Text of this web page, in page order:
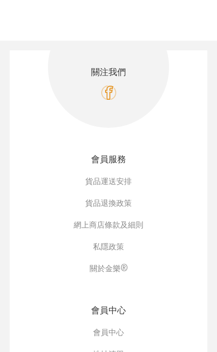
關注我們
會員服務
貨品運送安排
貨品退換政策
網上商店條款及細則
私隱政策
關於金樂®
會員中心
會員中心